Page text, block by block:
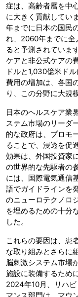
症は、高齢者層を中
に大きく貢献してい
年までに日本の国民
れ、2060年までに
ると予測されていま
ケアと非公式ケアの
ドルと1,030億米ド
費用の増加は、各国
り、この分野に大規
日本のヘルスケア業
ステム市場のリーダ
的な政府は、プロモ
ることで、浸透を促
効果は、外国投資家
の世界的な先駆者の
には、国際電気通信
語でガイドラインを
のニューロテクノロ
を埋めるための十分
した。
これらの要因は、患
な取り組みとさらに
脳刺激システム市場
施設に装備するため
2024年10月、リハ
マンス部門は、マウ